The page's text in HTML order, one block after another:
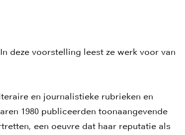
deze voorstelling leest ze werk voor van
en journalistieke rubrieken en
1980 publiceerden toonaangevende
een oeuvre dat haar reputatie als